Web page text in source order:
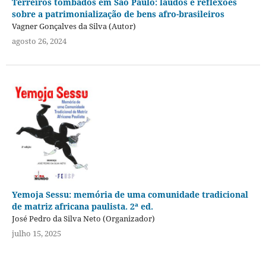
sobre a patrimonialização de bens afro-brasileiros
Vagner Gonçalves da Silva (Autor)
agosto 26, 2024
Yemoja Sessu: memória de uma comunidade tradicional
de matriz africana paulista. 2ª ed.
José Pedro da Silva Neto (Organizador)
julho 15, 2025